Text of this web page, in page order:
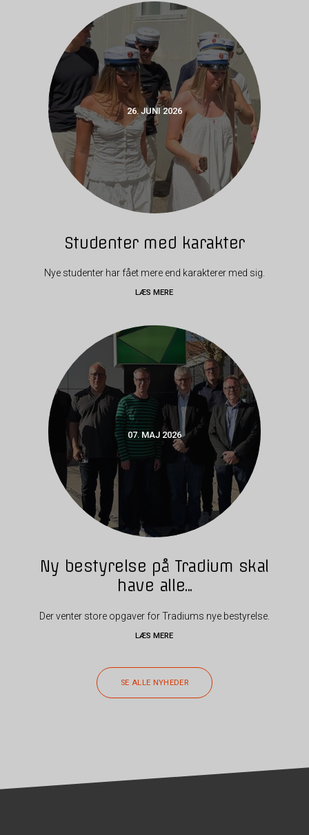
26. JUNI 2026
Studenter med karakter
Nye studenter har fået mere end karakterer med sig.
LÆS MERE
07. MAJ 2026
Ny bestyrelse på Tradium skal
have alle...
Der venter store opgaver for Tradiums nye bestyrelse.
LÆS MERE
SE ALLE NYHEDER